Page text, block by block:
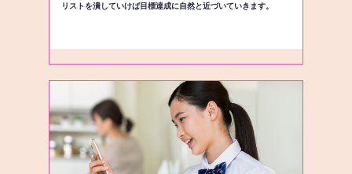
リストを潰していけば目標達成に自然と近づいていきます。